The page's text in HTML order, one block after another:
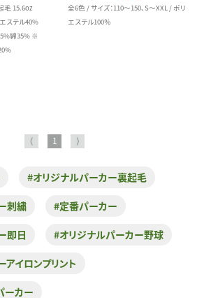
毛 15.6oz
ステル40%
綿35% ※
全6色 / サイズ：110～150、S～XXL / ポリ
エステル100％
⟨ 1 ⟩
#オリジナルパーカー裏起毛
刺繍 #定番パーカー
即日 #オリジナルパーカー野球
イロンプリント
ーカー